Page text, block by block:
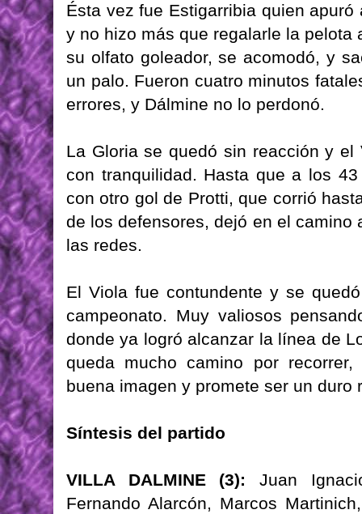
Ésta vez fue Estigarribia quien
y no hizo más que regalarle la pelota
su olfato goleador, se acomodó, y
un palo. Fueron cuatro minutos
errores, y Dálmine no lo perdonó.
La Gloria se quedó sin reacción y
con tranquilidad. Hasta que a los
con otro gol de Protti, que corrió
de los defensores, dejó en el camino
las redes.
El Viola fue contundente y se
campeonato. Muy valiosos
donde ya logró alcanzar la línea de
queda mucho camino por
buena imagen y promete ser un duro
Síntesis del partido
VILLA DALMINE (3):
Juan
Fernando Alarcón, Marcos